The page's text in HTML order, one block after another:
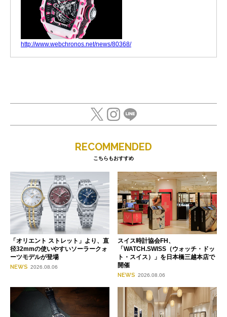
http://www.webchronos.net/news/80368/
RECOMMENDED
こちらもおすすめ
「オリエント ストレット」より、直
径32mmの使いやすいソーラークォ
ーツモデルが登場
NEWS 2026.08.06
スイス時計協会FH、
「WATCH.SWISS（ウォッチ・ドッ
ト・スイス）」を日本橋三越本店で
開催
NEWS 2026.08.06